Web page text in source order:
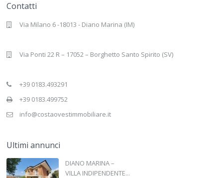
Contatti
Via Milano 6 -18013 - Diano Marina (IM)
Via Ponti 22 R – 17052 – Borghetto Santo Spirito (SV)
+39 0183.493291
+39 0183.499752
info@costaovestimmobiliare.it
Ultimi annunci
DIANO MARINA –
VILLA INDIPENDENTE...